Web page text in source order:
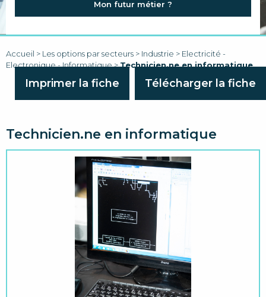
LIENS
Mon futur métier ?
Accueil > Les options par secteurs > Industrie > Electricité -
Electronique - Informatique>Technicien.ne en informatique
Technicien.ne en informatique
Imprimer la fiche Télécharger la fiche